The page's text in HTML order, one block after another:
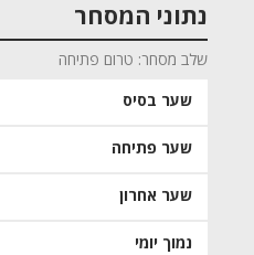
נתוני המסחר
שלב מסחר טרום פתיחה
שער בסיס
שער פתיחה
שער אחרון
נמוך יומי